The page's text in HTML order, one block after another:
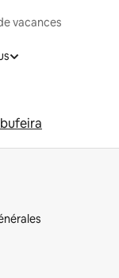
vacances